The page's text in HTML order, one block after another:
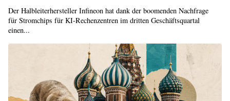
Der Halbleiterhersteller Infineon hat dank der boomenden Nachfrage
für Stromchips für KI-Rechenzentren im dritten Geschäftsquartal
einen...